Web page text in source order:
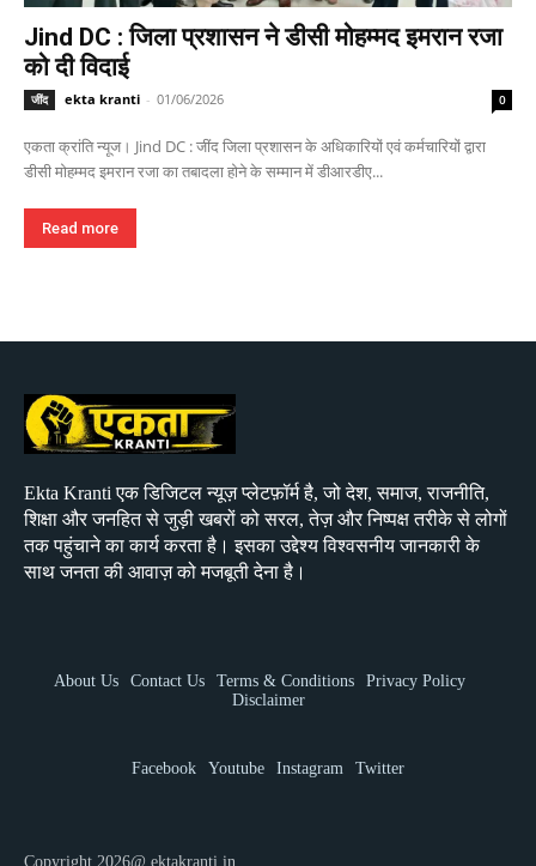
Jind DC : जिला प्रशासन ने डीसी मोहम्मद इमरान रजा
को दी विदाई
जींद ekta kranti - 01/06/2026 0
एकता क्रांति न्यूज। Jind DC : जींद जिला प्रशासन के अधिकारियों एवं कर्मचारियों द्वारा
डीसी मोहम्मद इमरान रजा का तबादला होने के सम्मान में डीआरडीए...
Read more
Ekta Kranti एक डिजिटल न्यूज़ प्लेटफ़ॉर्म है, जो देश, समाज, राजनीति,
शिक्षा और जनहित से जुड़ी खबरों को सरल, तेज़ और निष्पक्ष तरीके से लोगों
तक पहुंचाने का कार्य करता है। इसका उद्देश्य विश्वसनीय जानकारी के
साथ जनता की आवाज़ को मजबूती देना है।
About Us Contact Us Terms & Conditions
Privacy Policy
Disclaimer
Facebook Youtube Instagram Twitter
Copyright 2026@ ektakranti.in